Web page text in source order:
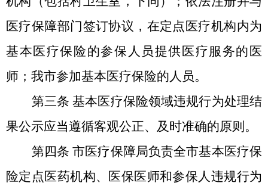
医疗保障部门签订协议，在定点医疗机构内为
基本医疗保险的参保人员提供医疗服务的医
师；我市参加基本医疗保险的人员。
第三条 基本医疗保险领域违规行为处理结
果公示应当遵循客观公正、及时准确的原则。
第四条 市医疗保障局负责全市基本医疗保
险定点医药机构、医保医师和参保人违规行为